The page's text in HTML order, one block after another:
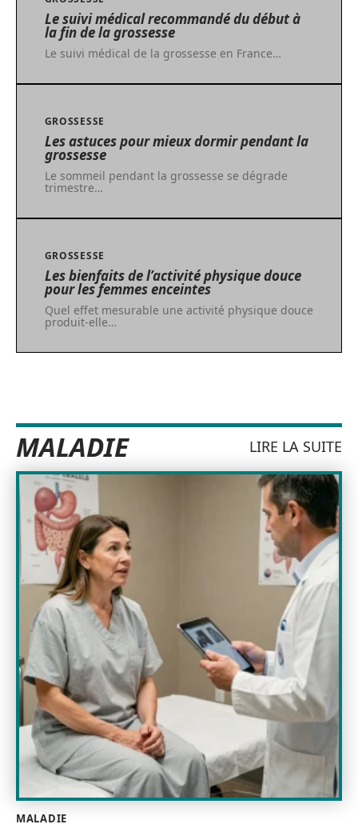
Le suivi médical recommandé du début à
la fin de la grossesse
Le suivi médical de la grossesse en France…
GROSSESSE
Les astuces pour mieux dormir pendant la
grossesse
Le sommeil pendant la grossesse se dégrade
trimestre…
GROSSESSE
Les bienfaits de l’activité physique douce
pour les femmes enceintes
Quel effet mesurable une activité physique douce
produit-elle…
MALADIE LIRE LA SUITE
MALADIE